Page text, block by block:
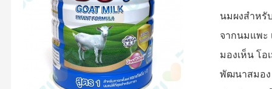
นมผงสำหรั
จากนมแพะ
มองเห็น โอ
พัฒนาสมอง